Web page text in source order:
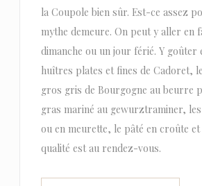
la Coupole bien sûr. Est-ce assez
mythe demeure. On peut y aller en
dimanche ou un jour férié. Y goûter
huîtres plates et fines de Cadoret,
gros gris de Bourgogne au beurre
gras mariné au gewurztraminer,
ou en meurette, le pâté en croûte
qualité est au rendez-vous.